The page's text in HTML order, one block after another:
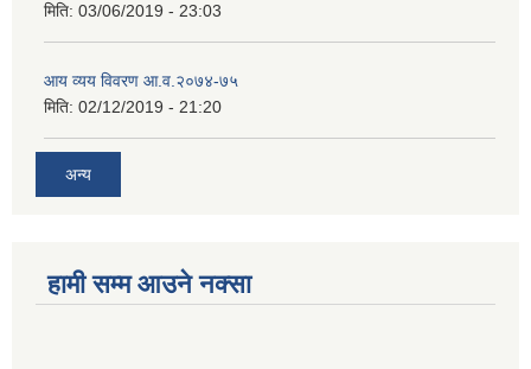
मिति: 03/06/2019 - 23:03
आय व्यय विवरण आ.व.२०७४-७५
मिति: 02/12/2019 - 21:20
अन्य
हामी सम्म आउने नक्सा